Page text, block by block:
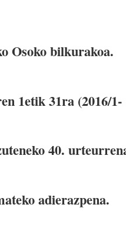
Osoko bilkurakoa.
1etik 31ra (2016/1-
40.
adierazpena.